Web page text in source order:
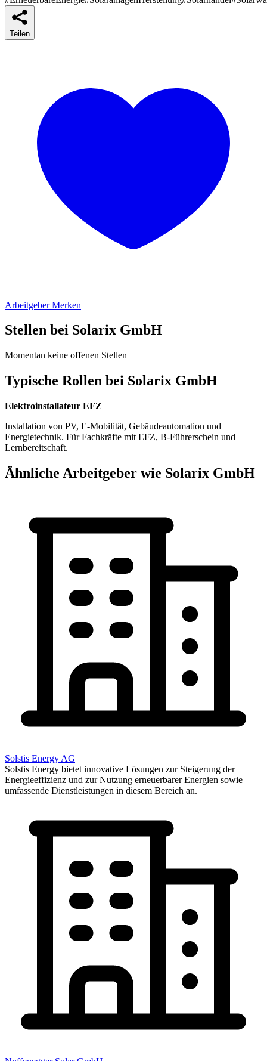
Teilen
Arbeitgeber Merken
Stellen bei Solarix GmbH
Momentan keine offenen Stellen
Typische Rollen bei Solarix GmbH
Elektroinstallateur EFZ
Installation von PV, E‑Mobilität, Gebäudeautomation und
Energietechnik. Für Fachkräfte mit EFZ, B‑Führerschein und
Lernbereitschaft.
Ähnliche Arbeitgeber wie Solarix GmbH
Solstis Energy AG
Solstis Energy bietet innovative Lösungen zur Steigerung der
Energieeffizienz und zur Nutzung erneuerbarer Energien sowie
umfassende Dienstleistungen in diesem Bereich an.